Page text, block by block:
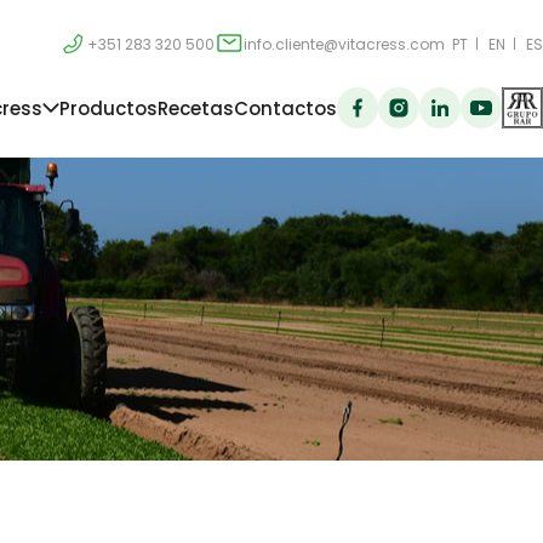
+351 283 320 500 info.cliente@vitacress.com PT EN ES
ProductosRecetasContactos